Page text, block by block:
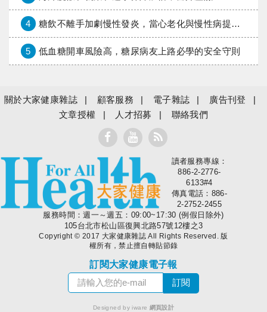
4 糖飲不離手加劇慢性發炎，當心老化與慢性病提早報到
5 低血糖開車風險高，糖尿病友上路必學的安全守則
關於大家健康雜誌 顧客服務 電子雜誌
廣告刊登
文章授權
人才招募 聯絡我們
大家健康
讀者服務專線：
886-2-2776-
6133#4
傳真電話：886-
2-2752-2455
服務時間：週一～週五：09:00~17:30 (例假日除外)
105台北市松山區復興北路57號12樓之3
Copyright © 2017 大家健康雜誌 All Rights Reserved. 版
權所有，禁止擅自轉貼節錄
訂閱大家健康電子報
Designed by iware 網頁設計